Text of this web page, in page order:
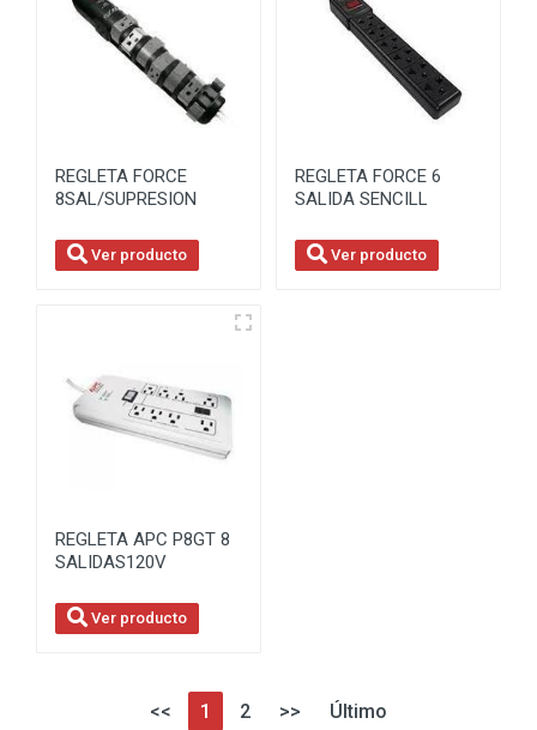
REGLETA FORCE
8SAL/SUPRESION
Ver producto
REGLETA FORCE 6
SALIDA SENCILL
Ver producto
REGLETA APC P8GT 8
SALIDAS120V
Ver producto
<< 1 2 >> Último